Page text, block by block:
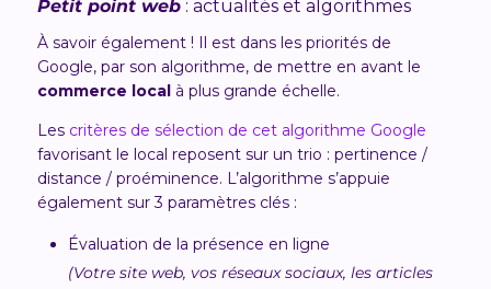
Petit point web: actualités et algorithmes
À savoir également ! Il est dans les priorités de
Google, par son algorithme, de mettre en avant le
commerce localà plus grande échelle.
Les critères de sélection de cet algorithme Google
favorisant le local reposent sur un trio : pertinence /
distance / proéminence. L’algorithme s’appuie
également sur 3 paramètres clés :
Évaluation de la présence en ligne
(Votre site web, vos réseaux sociaux, les articles